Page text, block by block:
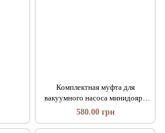
Комплектная муфта для
вакуумного насоса минидояра
DeLaval
580.00 грн